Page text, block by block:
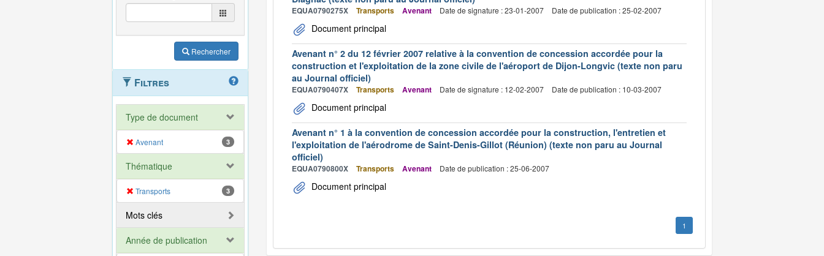
Rechercher
Filtres
Type de document
Avenant 3
Thématique
Transports 3
Mots clés
Année de publication
EQUA0790275X Transports Avenant Date de signature : 23-01-2007 Date de publication : 25-02-2007
Document principal
Avenant n° 2 du 12 février 2007 relative à la convention de concession accordée pour la
construction et l'exploitation de la zone civile de l'aéroport de Dijon-Longvic (texte non paru
au Journal officiel)
EQUA0790407X Transports Avenant Date de signature : 12-02-2007 Date de publication : 10-03-2007
Document principal
Avenant n° 1 à la convention de concession accordée pour la construction, l'entretien et
l'exploitation de l'aérodrome de Saint-Denis-Gillot (Réunion) (texte non paru au Journal
officiel)
EQUA0790800X Transports Avenant Date de publication : 25-06-2007
Document principal
1